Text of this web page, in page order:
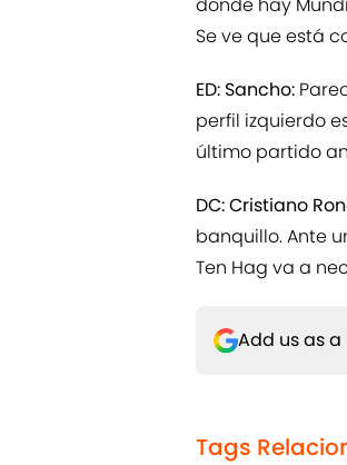
donde hay
Se ve que está
ED: Sancho:
perfil izquierdo
último partido
DC: Cristiano
banquillo. Ante
Ten Hag va a
Add us as
Tags